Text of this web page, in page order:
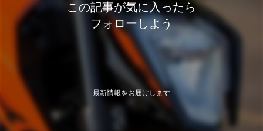
この記事が気に入ったら
フォローしよう
最新情報をお届けします